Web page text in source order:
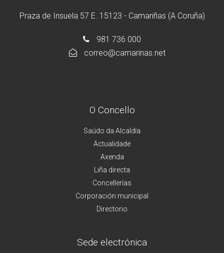
Praza de Insuela 57 E. 15123 - Camariñas (A Coruña)
981 736 000
correo@camarinas.net
O Concello
Saúdo da Alcaldía
Actualidade
Axenda
Liña directa
Concellerías
Corporación municipal
Directorio
Sede electrónica